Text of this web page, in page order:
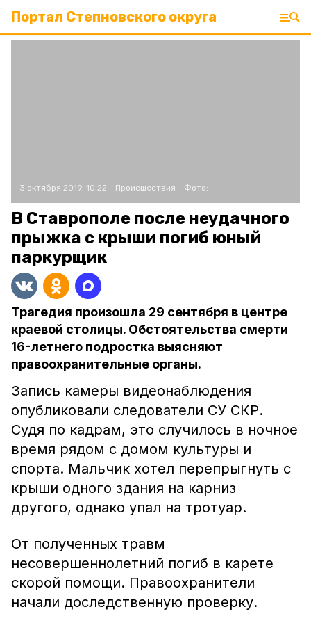
Портал Степновского округа
3 октября 2019, 10:22 Происшествия Фото:
В Ставрополе после неудачного
прыжка с крыши погиб юный
паркурщик
Трагедия произошла 29 сентября в центре
краевой столицы. Обстоятельства смерти
16-летнего подростка выясняют
правоохранительные органы.
Запись камеры видеонаблюдения
опубликовали следователи СУ СКР.
Судя по кадрам, это случилось в ночное
время рядом с домом культуры и
спорта. Мальчик хотел перепрыгнуть с
крыши одного здания на карниз
другого, однако упал на тротуар.
От полученных травм
несовершеннолетний погиб в карете
скорой помощи. Правоохранители
начали доследственную проверку.